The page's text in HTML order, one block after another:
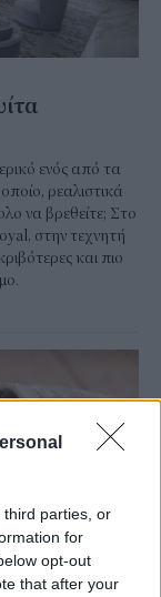
third parties, or
for
opt-out
that after your
ενός από τα
ρεαλιστικά
να βρεθείτε; Στο
στην τεχνητή
και πιο